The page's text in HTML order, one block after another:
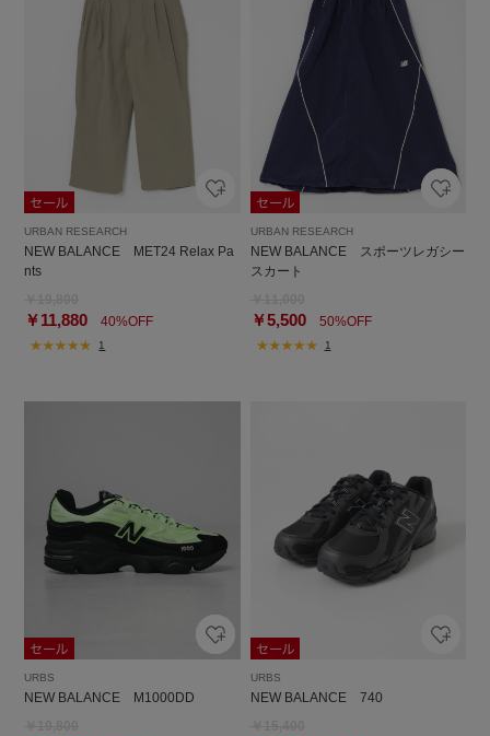
URBAN RESEARCH
NEW BALANCE MET24 Relax Pa
nts
￥11,880 40%OFF
1
URBAN RESEARCH
NEW BALANCE スポーツレガシー
スカート
￥5,50050%OFF
1
URBS
NEW BALANCE M1000DD
URBS
NEW BALANCE 740